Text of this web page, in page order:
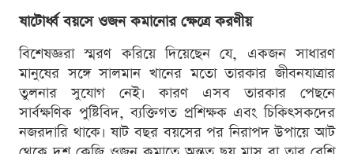
ষাটোর্ধ্ব বয়সে ওজন কমানোর ক্ষেত্রে করণীয়
বিশেষজ্ঞরা স্মরণ করিয়ে দিয়েছেন যে, একজন সাধারণ
মানুষের সঙ্গে সালমান খানের মতো তারকার জীবনযাত্রার
তুলনার সুযোগ নেই। কারণ এসব তারকার পেছনে
সার্বক্ষণিক পুষ্টিবিদ, ব্যক্তিগত প্রশিক্ষক এবং চিকিৎসকদের
নজরদারি থাকে। ষাট বছর বয়সের পর নিরাপদ উপায়ে আট